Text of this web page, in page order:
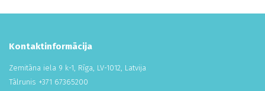
Kontaktinformācija
Zemitāna iela 9 k-1, Rīga, LV-1012, Latvija
Tālrunis +371 67365200